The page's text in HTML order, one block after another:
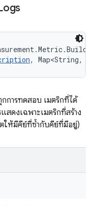
, Map<String,
การทดสอบ เมตริกที่ได้
สดงเฉพาะเมตริกที่สร้าง
ห้มีคีย์ที่ซ้ำกับคีย์ที่มีอยู่)